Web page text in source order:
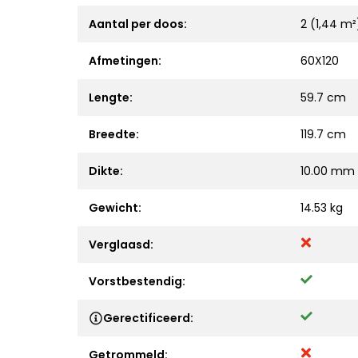
Aantal per doos: 2 (1,44
Afmetingen: 60X120
Lengte: 59.7 cm
Breedte: 119.7 cm
Dikte: 10.00 mm
Gewicht: 14.53 kg
Verglaasd:
Vorstbestendig:
Gerectificeerd:
Getrommeld: